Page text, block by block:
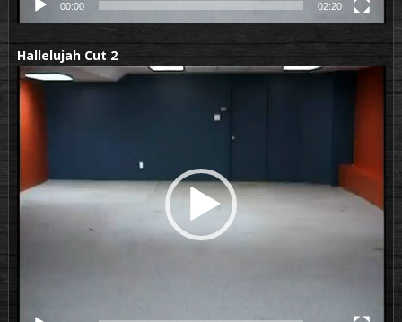
00:00 02:20
Hallelujah Cut 2
Lecteur
vidéo